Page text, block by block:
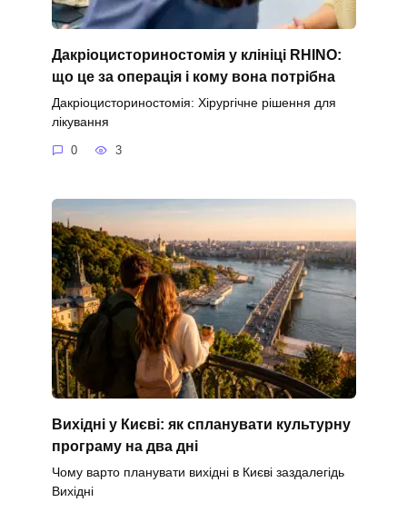
Дакріоцисториностомія у клініці RHINO:
що це за операція і кому вона потрібна
Дакріоцисториностомія: Хірургічне рішення для
лікування
0 3
Вихідні у Києві: як спланувати культурну
програму на два дні
Чому варто планувати вихідні в Києві заздалегідь
Вихідні